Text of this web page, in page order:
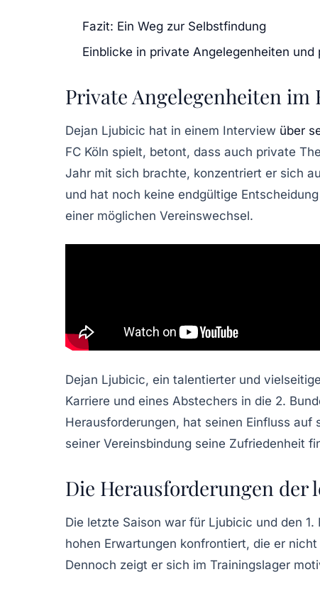
Fazit: Ein Weg zur Selbstfindung
Einblicke in private Angelegenheiten
Private Angelegenheiten
Dejan Ljubicic hat in einem Interview über
FC Köln spielt, betont, dass auch private
Jahr mit sich brachte, konzentriert er sich
und hat noch keine endgültige
einer möglichen Vereinswechsel.
Dejan Ljubicic, ein talentierter und
Karriere und eines Abstechers in die 2.
Herausforderungen, hat seinen Einfluss auf
seiner Vereinsbindung seine Zufriedenheit
Die Herausforderungen der
Die letzte Saison war für Ljubicic und den
hohen Erwartungen konfrontiert, die er
Dennoch zeigt er sich im Trainingslager